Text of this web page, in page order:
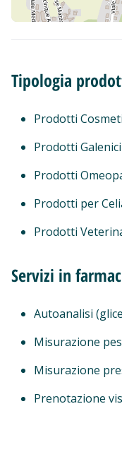
Tipologia
Prodotti
Prodotti Galenici
Prodotti
Prodotti per
Prodotti
Servizi in
Autoanalisi
Misurazione
Misurazione
Prenotazione